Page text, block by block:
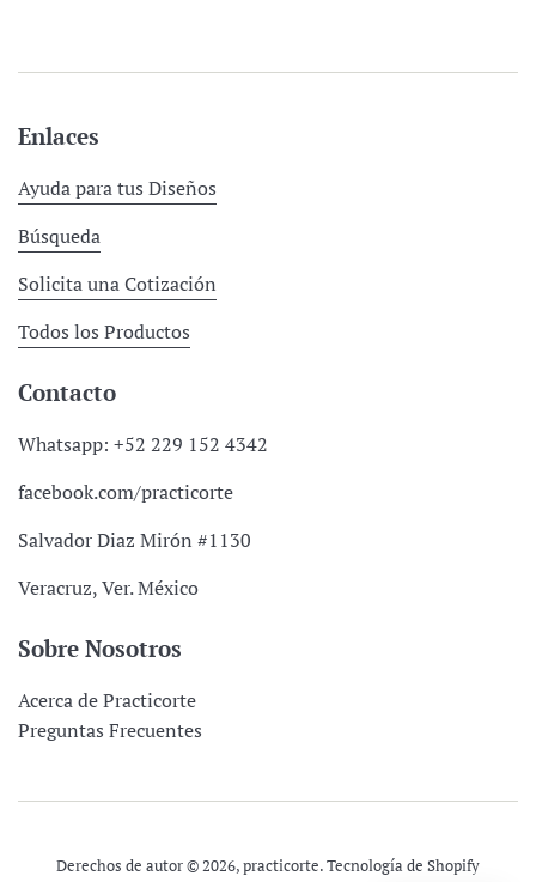
Enlaces
Ayuda para tus Diseños
Búsqueda
Solicita una Cotización
Todos los Productos
Contacto
Whatsapp: +52 229 152 4342
facebook.com/practicorte
Salvador Diaz Mirón #1130
Veracruz, Ver. México
Sobre Nosotros
Acerca de Practicorte
Preguntas Frecuentes
Derechos de autor © 2026,practicorte.Tecnología de Shopify